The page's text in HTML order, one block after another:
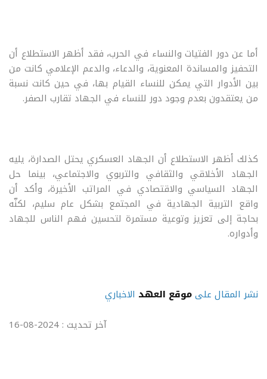
أما عن دور الفتيات والنساء في الحرب، فقد أظهر الاستطلاع أن
التحفيز والمساندة المعنوية، والدعاء، والدعم الإعلامي كانت من
بين الأدوار التي يمكن للنساء القيام بها، في حين كانت نسبة
من يعتقدون بعدم وجود دور للنساء في الجهاد تقارب الصفر.
كذلك أظهر الاستطلاع أن الجهاد العسكري يحتل الصدارة، يليه
الجهاد الأخلاقي والثقافي والتربوي والاجتماعي، بينما حل
الجهاد السياسي والاقتصادي في المراتب الأخيرة، وأكد أن
واقع التربية الجهادية في المجتمع بشكل عام سليم، لكنّه
بحاجة إلى تعزيز وتوعية مستمرة لتحسين فهم الناس للجهاد
وأدواره.
نشر المقال علىموقع العهد الاخباري
آخر تحديث : 2024-08-16